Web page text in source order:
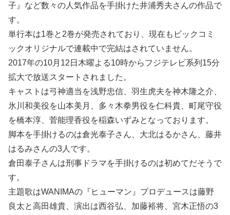
子』など数々の人気作品を手掛けた井浦秀夫さんの作品で
す。
単行本は1巻と2巻が発売されており、現在もビックコミ
ックオリジナルで連載中で完結はされていません。
2017年の10月12日木曜よる10時からフジテレビ系列15分
拡大で放送スタートされました。
キャストは弓神適当を浅野忠信、羽生虎夫を神木隆之介、
氷川和美役を山本美月、多々木拳男役を仁科貴、町尾守役
を橋本淳、菅能理香役を稲森いずみとなっております。
脚本を手掛けるのは倉光泰子さん、大北はるかさん、藤井
はるみさんの3人です。
倉田泰子さんは刑事ドラマを手掛けるのは初めてだそうで
す。
主題歌はWANIMAの『ヒューマン』プロデュースは藤野
良太と高田雄貴、演出は西谷弘、加藤裕将、宮木正悟の3